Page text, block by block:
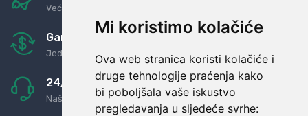
Mi koristimo kolačiće
Ova web stranica koristi kolačiće i
druge tehnologije praćenja kako
bi poboljšala vaše iskustvo
pregledavanja u sljedeće svrhe:
Već za nekoliko dana kod vas
Garancija u povrat novaca
Jednostavno pravilo: Roba za novac
24/7 odlična podrška
Naši agenti uvijek na raspolaganju